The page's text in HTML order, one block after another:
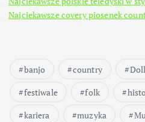
Najciekawsze covery piosenek
banjo country
festiwale
folk
kariera
muzyka